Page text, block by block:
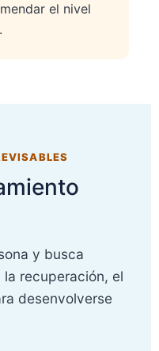
el nivel
y busca
recuperación, el
desenvolverse